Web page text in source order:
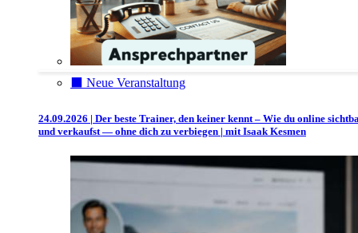
⬛️ Neue Veranstaltung
24.09.2026 | Der beste Trainer, den keiner kennt – Wie du online
und verkaufst — ohne dich zu verbiegen | mit Isaak Kesmen